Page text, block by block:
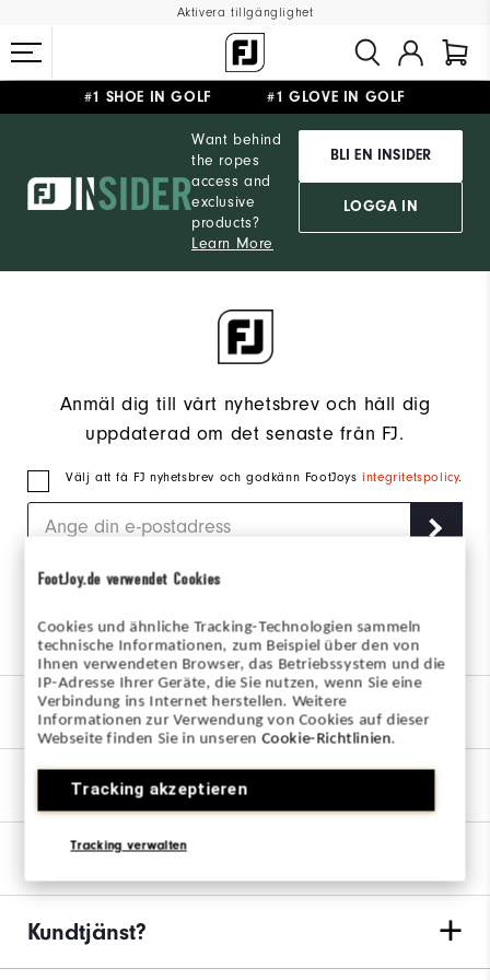
FootJoy.de verwendet Cookies
Cookies und ähnliche Tracking-Technologien sammeln
technische Informationen, zum Beispiel über den von
Ihnen verwendeten Browser, das Betriebssystem und die
IP-Adresse Ihrer Geräte, die Sie nutzen, wenn Sie eine
Verbindung ins Internet herstellen. Weitere
Informationen zur Verwendung von Cookies auf dieser
Webseite finden Sie in unserenCookie-Richtlinien.
Tracking akzeptieren
Tracking verwalten
Aktivera tillgänglighet
#1 SHOE IN GOLF #1 GLOVE IN GOLF
PÅ ALLA BESTÄLLNINGAR ÖVER 999KR&FRI RETUR
Want behind
the ropes
access and
exclusive
products?
Learn More
BLI EN INSIDER
LOGGA IN
Anmäl dig till vårt nyhetsbrev och håll dig
uppdaterad om det senaste från FJ.
Välj att få FJ nyhetsbrev och godkänn FootJoysintegritetspolicy.
Följ oss via länkarna
Vårt Varumärke
Hitta min utrustning
Ordrar & Returer
Kundtjänst?